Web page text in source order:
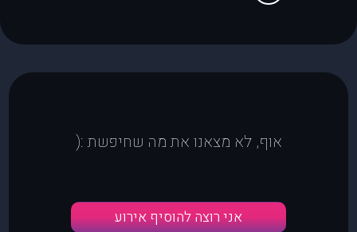
אוף, לא מצאנו את מה שחיפשת :(
אני רוצה להוסיף אירוע